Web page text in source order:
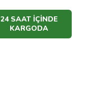
24 SAAT İÇİNDE
KARGODA